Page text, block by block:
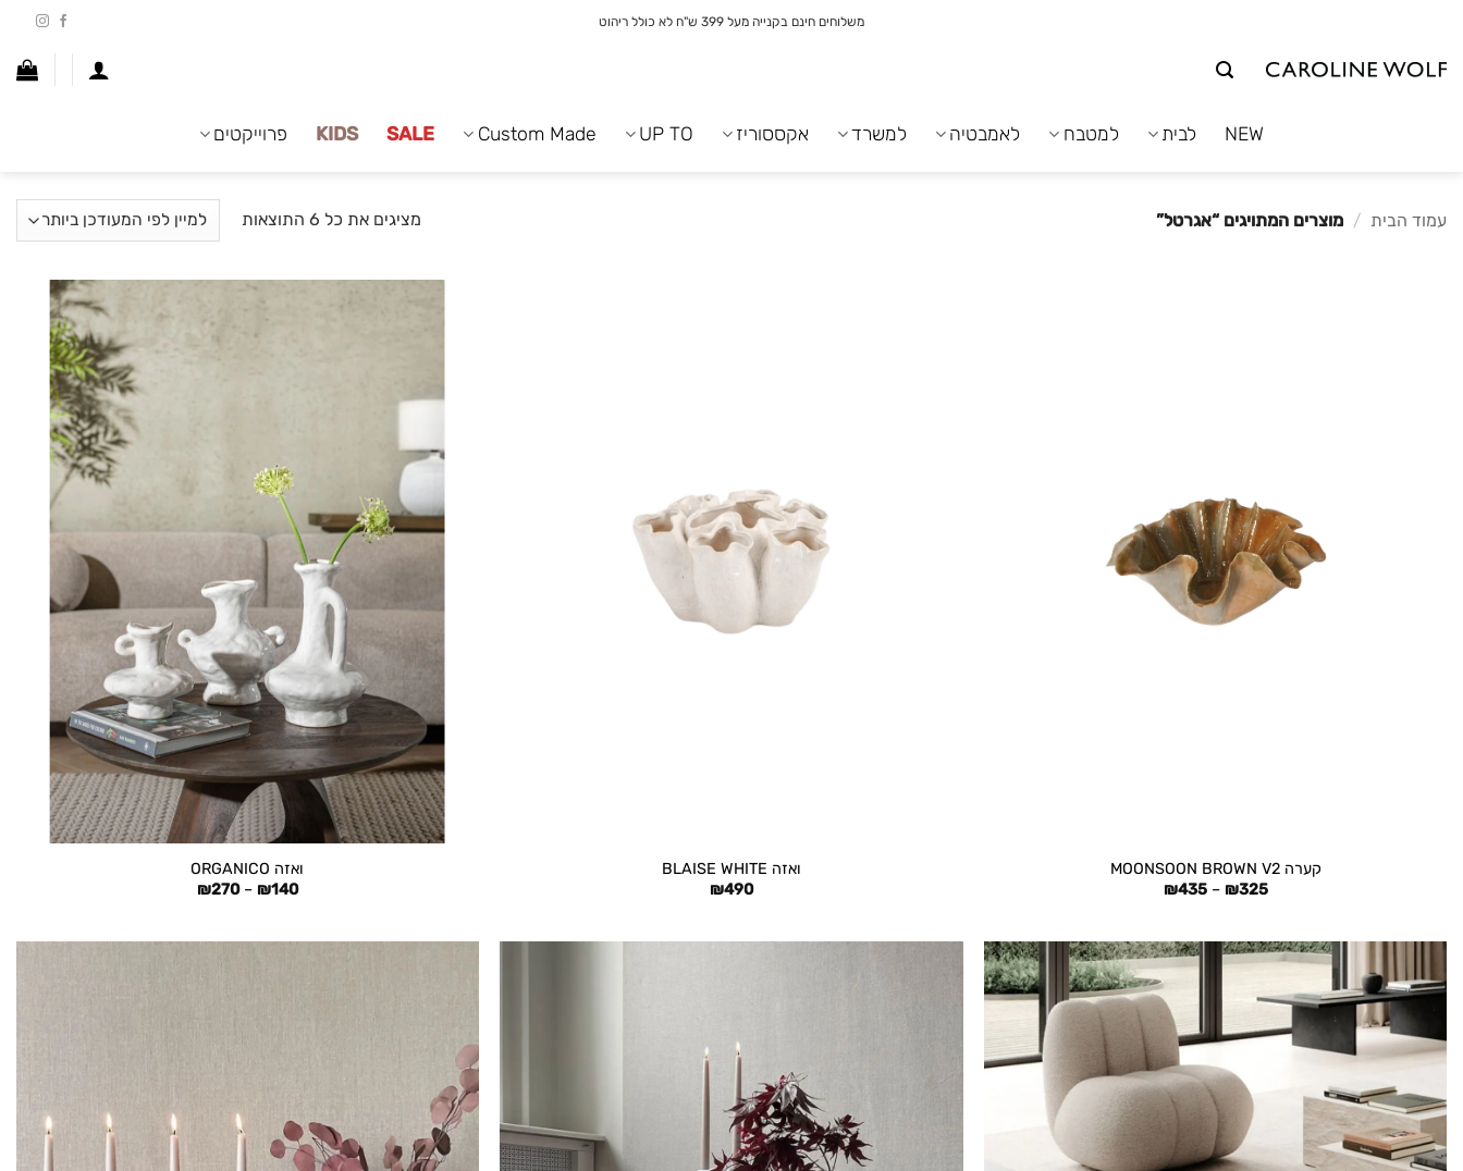
משלוחים חינם בקנייה מעל 399 ש"ח לא כולל ריהוט
NEW לבית למטבח לאמבטיה למשרד אקססוריז UP TO
Custom Made
SALE
KIDS פרוייקטים
עמוד הבית / מוצרים המתויגים “אגרטל” מציגים את כל ⁦6⁩ התוצאות
ממוין
ביותר
קערה MOONSOON BROWN V2
₪325
–
₪435
⁦₪435⁩
ואזה BLAISE WHITE
₪490
ואזה ORGANICO
₪140
–
₪270